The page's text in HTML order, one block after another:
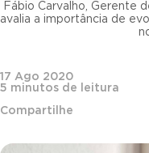
Fábio Carvalho, Gerente
avalia a importância de
17 Ago 2020
5 minutos de leitura
Compartilhe